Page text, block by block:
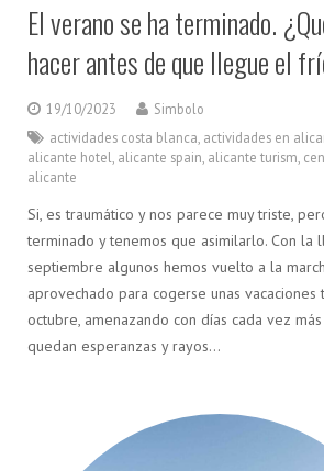
El verano se ha terminado.
hacer antes de que llegue el
19/10/2023
Simbolo
actividades costa blanca actividades en
alicante hotel alicante spain alicante turism
alicante
Si, es traumático y nos parece muy triste,
terminado y tenemos que asimilarlo. Con la
septiembre algunos hemos vuelto a la
aprovechado para cogerse unas vacaciones
octubre, amenazando con días cada vez
quedan esperanzas y rayos…